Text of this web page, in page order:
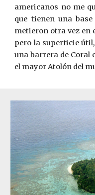
americanos no me
que tienen una
metieron otra vez en
pero la superficie
una barrera de Coral
el mayor Atolón del